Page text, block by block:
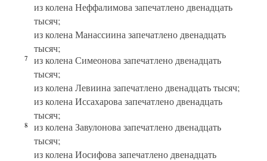
из колена Неффалимова запечатлено двенадцать
тысяч;
из колена Манассиина запечатлено двенадцать
тысяч;
7
из колена Симеонова запечатлено двенадцать
тысяч;
из колена Левиина запечатлено двенадцать тысяч;
из колена Иссахарова запечатлено двенадцать
тысяч;
8
из колена Завулонова запечатлено двенадцать
тысяч;
из колена Иосифова запечатлено двенадцать